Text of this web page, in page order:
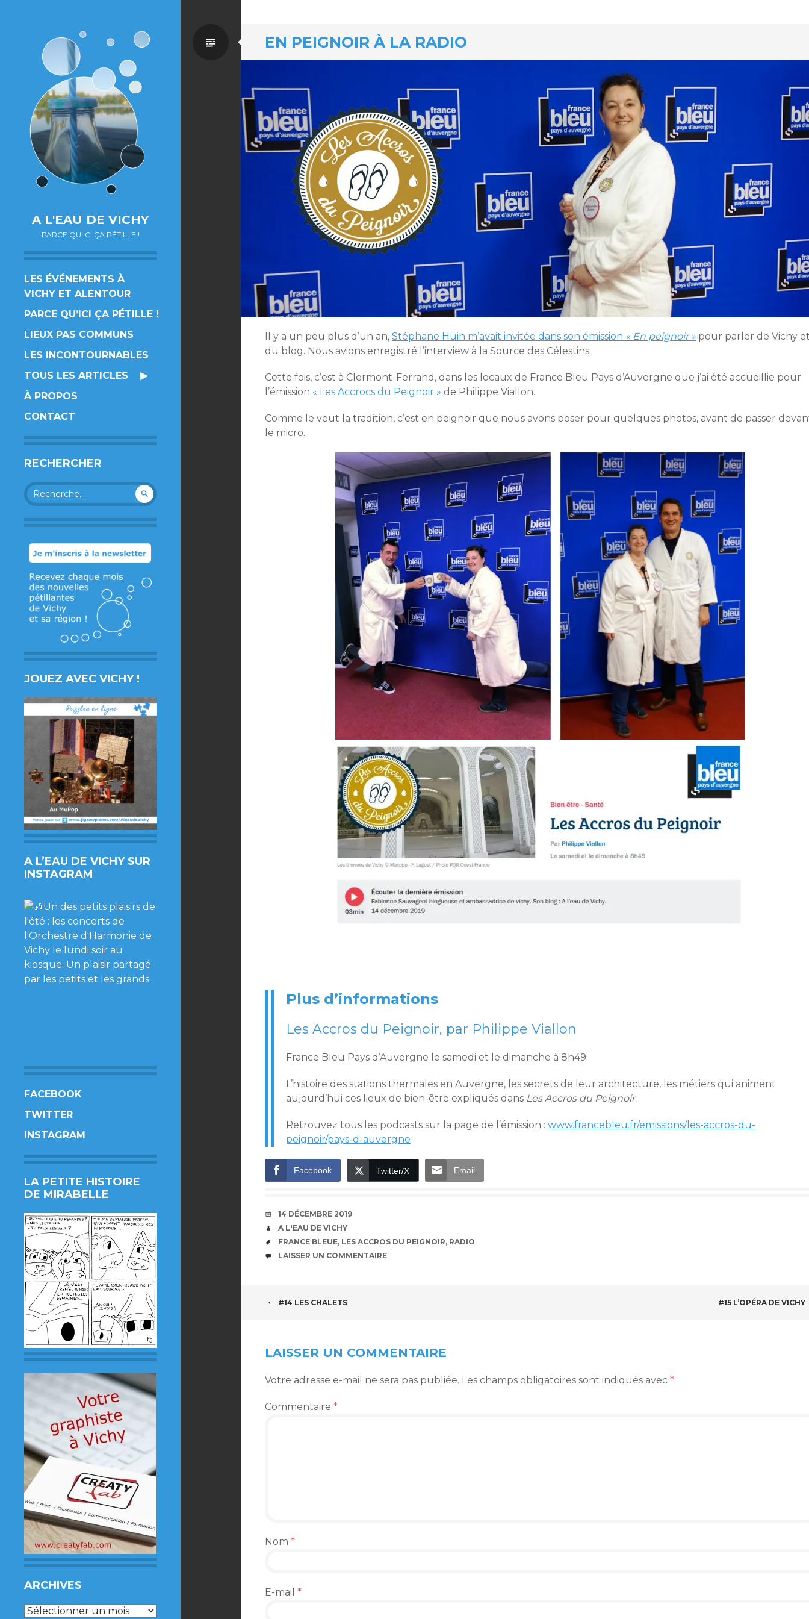
A L'EAU DE VICHY
PARCE QU'ICI ÇA PÉTILLE !
LES ÉVÉNEMENTS À
VICHY ET ALENTOUR
PARCE QU’ICI ÇA PÉTILLE !
LIEUX PAS COMMUNS
LES INCONTOURNABLES
TOUS LES ARTICLES
À PROPOS
CONTACT
RECHERCHER
Rechercher :
JOUEZ AVEC VICHY !
A L’EAU DE VICHY SUR
INSTAGRAM
FACEBOOK
TWITTER
INSTAGRAM
LA PETITE HISTOIRE
DE MIRABELLE
ARCHIVES
Archives
EN PEIGNOIR À LA RADIO
Par
Il y a un peu plus d’un an, Stéphane Huin m’avait invitée dans son émission « En peignoir » pour parler de Vichy
du blog. Nous avions enregistré l’interview à la Source des Célestins.
Cette fois, c’est à Clermont-Ferrand, dans les locaux de France Bleu Pays d’Auvergne que j’ai été accueillie pour
l’émission « Les Accrocs du Peignoir » de Philippe Viallon.
Comme le veut la tradition, c’est en peignoir que nous avons poser pour quelques photos, avant de passer
le micro.
Plus d’informations
Les Accros du Peignoir, par Philippe Viallon
France Bleu Pays d’Auvergne le samedi et le dimanche à 8h49.
L’histoire des stations thermales en Auvergne, les secrets de leur architecture, les métiers qui animent
aujourd’hui ces lieux de bien-être expliqués dans Les Accros du Peignoir.
Retrouvez tous les podcasts sur la page de l’émission : www.francebleu.fr/emissions/les-accros-du-
peignoir/pays-d-auvergne
Facebook Twitter/X Email
DATE
14 DÉCEMBRE 2019
AUTEUR
A L'EAU DE VICHY
ÉTIQUETTES
FRANCE BLEUE, LES ACCROS DU PEIGNOIR, RADIO
COMMENTAIRES
LAISSER UN COMMENTAIRE
NAVIGATION
ARTICLES
#14 LES CHALETS #15 L’OPÉRA DE VICHY
LAISSER UN COMMENTAIRE
Votre adresse e-mail ne sera pas publiée. Les champs obligatoires sont indiqués avec *
Commentaire *
Nom *
E-mail *